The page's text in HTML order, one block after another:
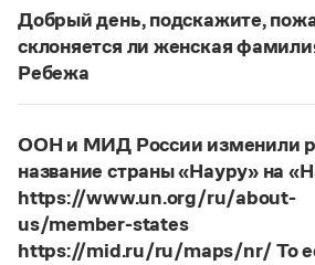
Правила русского языка: от азов до
Интерактивные упражнения: от
Скороговорки
Издательство
Словари
Научпоп
Учебники и справочники
то игнорируют рекомендации
словарей русского языка, в
развесить
развешенный) со значением
местах (несколько, много
Я знаю, что на стенах своей
развесили разные
(И. С. Тургенев, Бретер). И эти
развешены.
Добрый день, подскажите,
склоняется ли женская
Ребежа
ФамилияРебежасклоняется (и
Страница ответа
ООН и МИД России изменили
название страны «Науру» на
https://www.un.org/ru/about-
us/member-states
https://mid.ru/ru/maps/nr/ То